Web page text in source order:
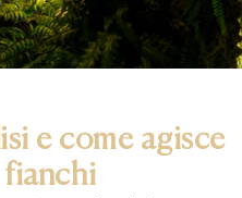
e come agisce